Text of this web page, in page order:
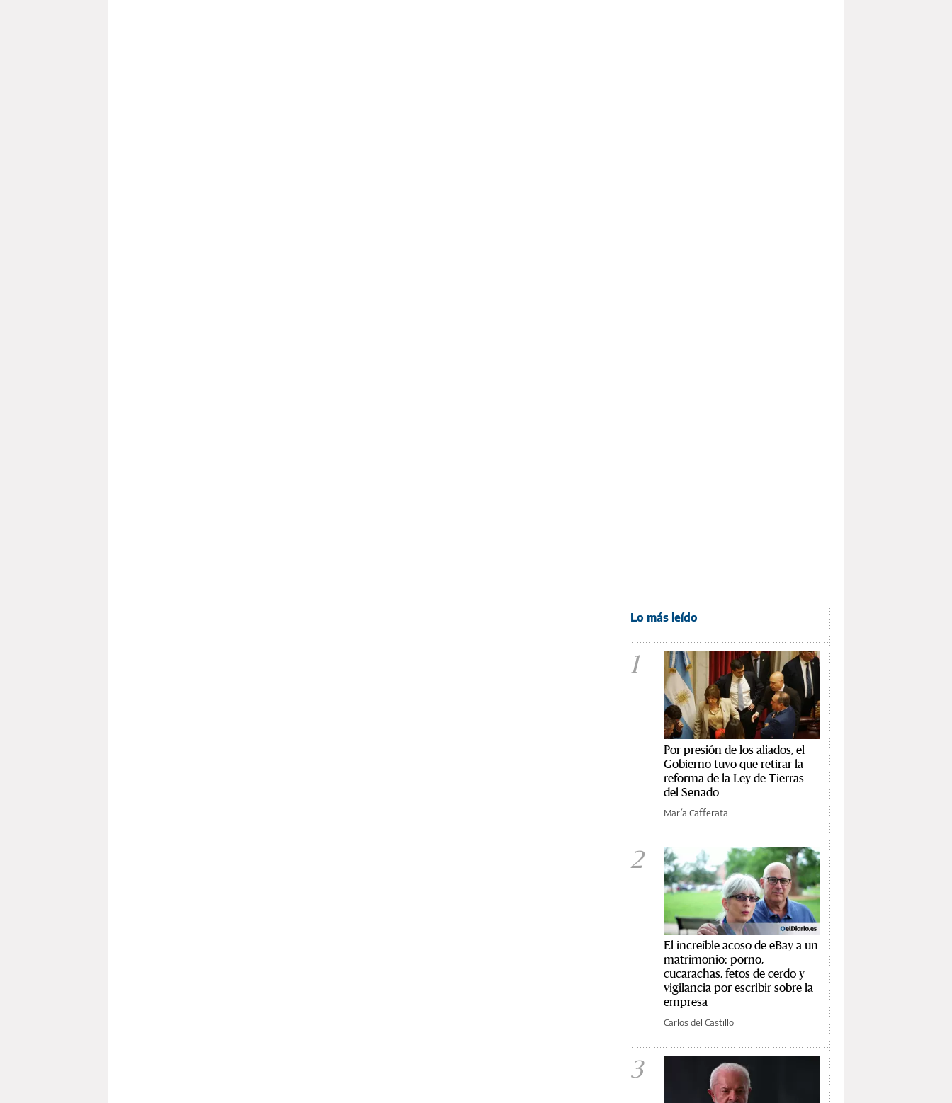
Lo más leído
1
Por presión de los aliados, el
Gobierno tuvo que retirar la
reforma de la Ley de Tierras
del Senado
María Cafferata
2
El increíble acoso de eBay a un
matrimonio: porno,
cucarachas, fetos de cerdo y
vigilancia por escribir sobre la
empresa
Carlos del Castillo
3